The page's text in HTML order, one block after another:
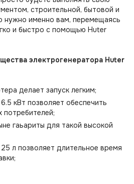
строительной, бытовой и
нужно именно вам, перемещаясь
и быстро с помощью Huter
электрогенератора Huter
делает запуск легким;
кВт позволяет обеспечить
потребителей;
гаьариты для такой высокой
л позволяет длительное время